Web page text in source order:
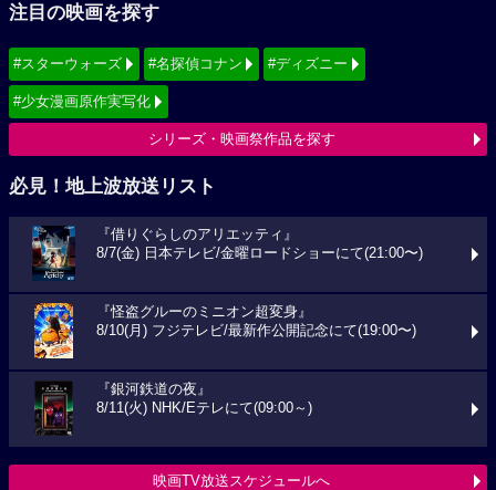
注目の映画を探す
#スターウォーズ #名探偵コナン #ディズニー
#少女漫画原作実写化
シリーズ・映画祭作品を探す
必見！地上波放送リスト
『借りぐらしのアリエッティ』
8/7(金) 日本テレビ/金曜ロードショーにて(21:00〜)
『怪盗グルーのミニオン超変身』
8/10(月) フジテレビ/最新作公開記念にて(19:00〜)
『銀河鉄道の夜』
8/11(火) NHK/Eテレにて(09:00～)
映画TV放送スケジュールへ